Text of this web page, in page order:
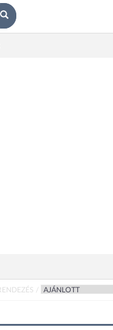
RENDEZÉS /